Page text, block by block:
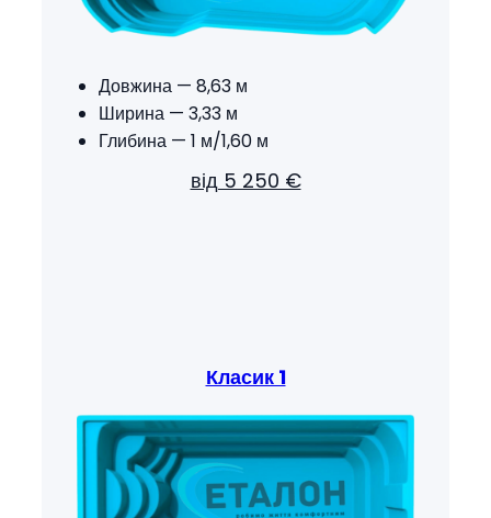
Довжина — 8,63 м
Ширина — 3,33 м
Глибина — 1 м/1,60 м
від 5 250 €
Класик 1